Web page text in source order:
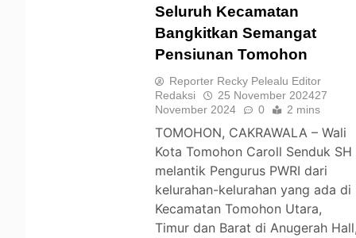
Seluruh Kecamatan
Bangkitkan Semangat
Pensiunan Tomohon
Reporter Recky Pelealu Editor
Redaksi
25 November 202427
November 2024
0 2 mins
TOMOHON, CAKRAWALA – Wali
Kota Tomohon Caroll Senduk SH
melantik Pengurus PWRI dari
kelurahan-kelurahan yang ada di
Kecamatan Tomohon Utara,
Timur dan Barat di Anugerah